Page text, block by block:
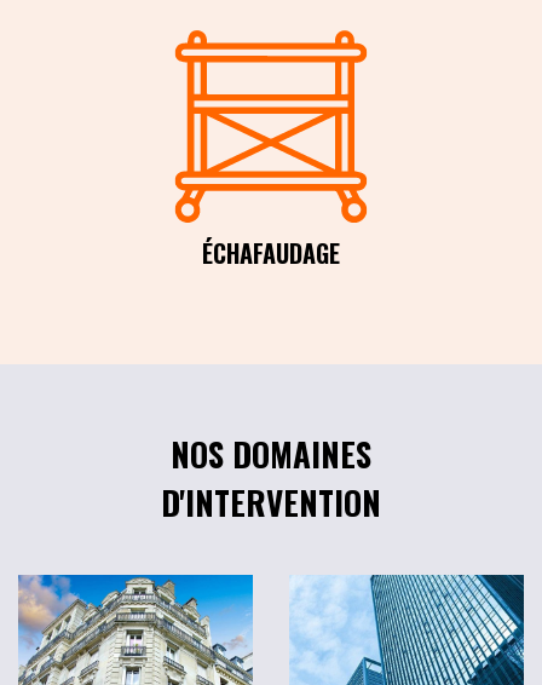
ÉCHAFAUDAGE
NOS DOMAINES
D'INTERVENTION